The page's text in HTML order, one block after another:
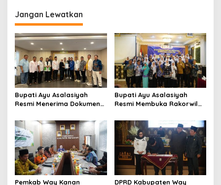
Kabupaten Layak Anak
Jangan Lewatkan
Bupati Ayu Asalasiyah
Resmi Menerima Dokumen
Way Kanan Sisa Masa
Jabatan 2025-2030
Bupati Ayu Asalasiyah
Resmi Membuka Rakorwil
Lampung
Pemkab Way Kanan DPRD Kabupaten Way